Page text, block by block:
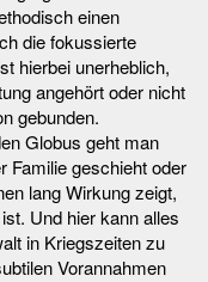
einen
die fokussierte
hierbei unerheblich,
angehört oder nicht
gebunden.
Globus geht man
Familie geschieht oder
lang Wirkung zeigt,
Und hier kann alles
in Kriegszeiten zu
Vorannahmen